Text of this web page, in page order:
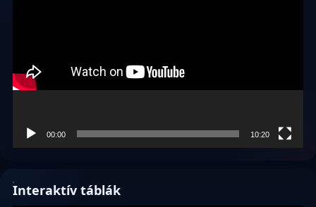
00:00 10:20
Interaktív táblák